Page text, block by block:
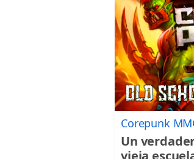
Corepunk
Un
vieja